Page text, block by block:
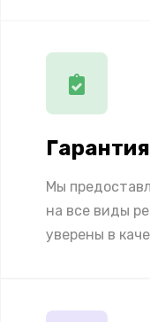
Мы
на все виды
уверены в